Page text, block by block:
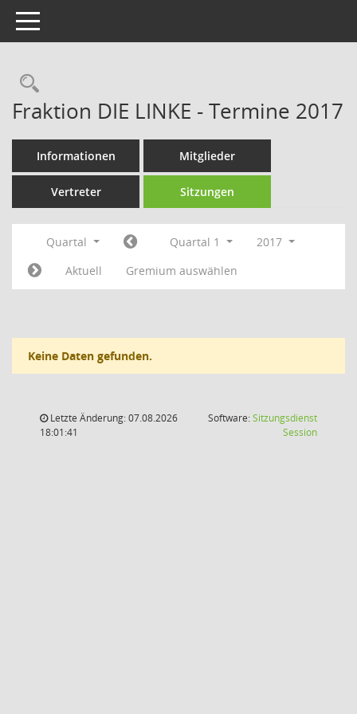
Toggle navigation
Rechercheauswahl
Fraktion DIE LINKE - Termine 2017
Informationen Mitglieder
Vertreter Sitzungen
Quartal Quartal 1
2017
Aktuell
Gremium auswählen
Keine Daten gefunden.
Letzte Änderung: 07.08.2026
18:01:41
Software:Sitzungsdienst
Session(Wird in